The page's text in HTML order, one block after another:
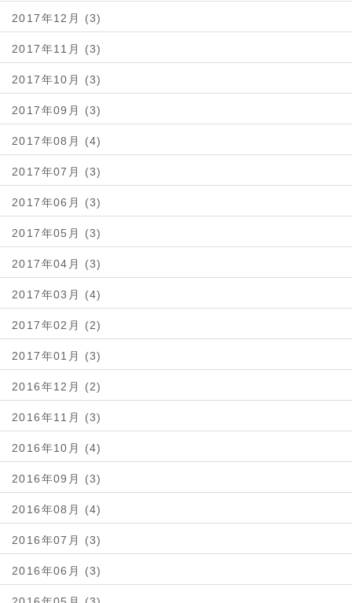
2017年12月 (3)
2017年11月 (3)
2017年10月 (3)
2017年09月 (3)
2017年08月 (4)
2017年07月 (3)
2017年06月 (3)
2017年05月 (3)
2017年04月 (3)
2017年03月 (4)
2017年02月 (2)
2017年01月 (3)
2016年12月 (2)
2016年11月 (3)
2016年10月 (4)
2016年09月 (3)
2016年08月 (4)
2016年07月 (3)
2016年06月 (3)